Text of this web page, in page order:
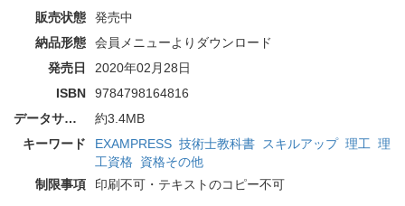
販売状態
発売中
納品形態
会員メニューよりダウンロード
発売日
2020年02月28日
ISBN
9784798164816
データサイズ
約3.4MB
キーワード
EXAMPRESS 技術士教科書 スキルアップ 理工 理
工資格 資格その他
制限事項
印刷不可・テキストのコピー不可